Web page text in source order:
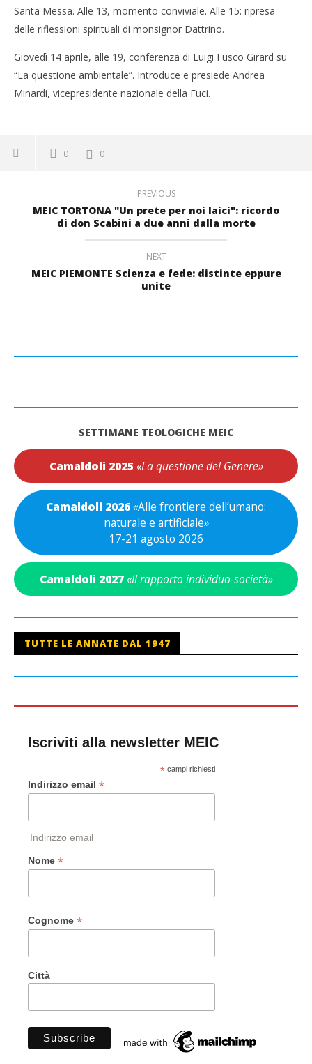
Santa Messa. Alle 13, momento conviviale. Alle 15: ripresa
delle riflessioni spirituali di monsignor Dattrino.
Giovedì 14 aprile, alle 19, conferenza di Luigi Fusco Girard su
“La questione ambientale”. Introduce e presiede Andrea
Minardi, vicepresidente nazionale della Fuci.
0 0
PREVIOUS
MEIC TORTONA "Un prete per noi laici": ricordo
di don Scabini a due anni dalla morte
NEXT
MEIC PIEMONTE Scienza e fede: distinte eppure
unite
SETTIMANE TEOLOGICHE MEIC
Camaldoli 2025 «La questione del Genere»
Camaldoli 2026«Alle frontiere dell’umano:
naturale e artificiale»
17-21 agosto 2026
Camaldoli 2027 «Il rapporto individuo-società»
TUTTE LE ANNATE DAL 1947
Iscriviti alla newsletter MEIC
*campi richiesti
Indirizzo email *
Indirizzo email
Nome *
Cognome *
Città